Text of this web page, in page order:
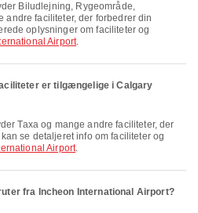
andre faciliteter, der forbedrer din
oplysninger om faciliteter og
Airport.
er tilgængelige i Calgary
se detaljeret info om faciliteter og
Airport.
fra Incheon International Airport?